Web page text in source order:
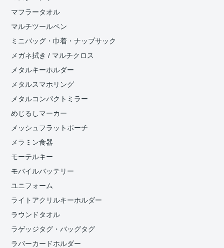
マフラータオル
マルチツールペン
ミニバッグ・巾着・ナップサック
メガネ拭き / マルチクロス
メタルキーホルダー
メタルスマホリング
メタルコンパクトミラー
めじるしマーカー
メッシュフラットポーチ
メラミン食器
モーテルキー
モバイルバッテリー
ユニフォーム
ライトアクリルキーホルダー
ラウンドタオル
ラゲッジタグ・バッグタグ
ラバーカードホルダー